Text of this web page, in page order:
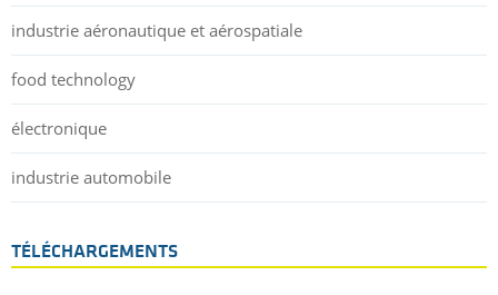
industrie aéronautique et aérospatiale
food technology
électronique
industrie automobile
TÉLÉCHARGEMENTS